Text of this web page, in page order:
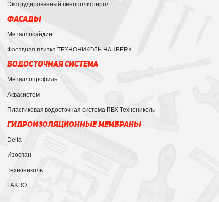
Экструдированный пенополистирол
ФАСАДЫ
Металлосайдинг
Фасадная плитка ТЕХНОНИКОЛЬ HAUBERK
ВОДОСТОЧНАЯ СИСТЕМА
Металлопрофиль
Аквасистем
Пластиковая водосточная система ПВХ Технониколь
ГИДРОИЗОЛЯЦИОННЫЕ МЕМБРАНЫ
Delta
Изоспан
Технониколь
FAKRO